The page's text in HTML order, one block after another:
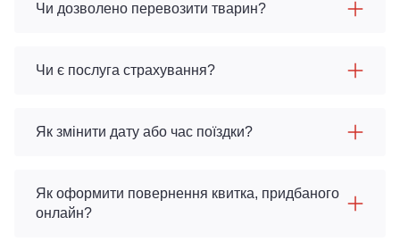
Чи дозволено перевозити тварин?
Чи є послуга страхування?
Як змінити дату або час поїздки?
Як оформити повернення квитка, придбаного
онлайн?